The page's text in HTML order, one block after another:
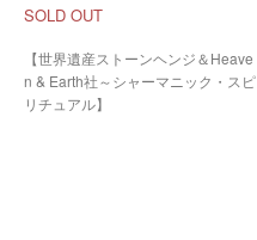
SOLD OUT
【世界遺産ストーンヘンジ＆Heave
n & Earth社～シャーマニック・スピ
リチュアル】